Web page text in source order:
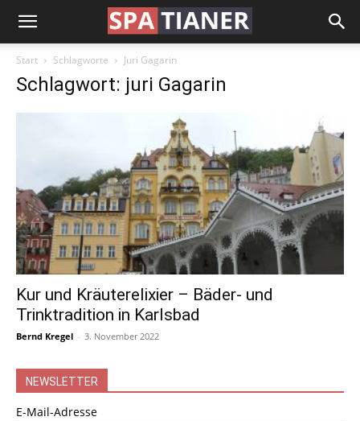
Start Schlagworte Juri Gagarin
Schlagwort: juri Gagarin
Kur und Kräuterelixier – Bäder- und
Trinktradition in Karlsbad
Bernd Kregel - 3. November 2022
NEWSLETTER
E-Mail-Adresse